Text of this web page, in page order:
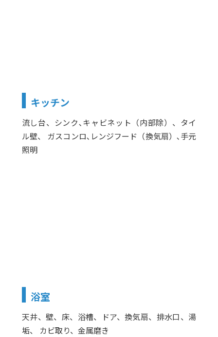
キッチン
流し台、シンク､キャビネット（内部除）、タイ
ル壁、 ガスコンロ､レンジフード（換気扇）､手元
照明
浴室
天井、壁、床、浴槽、ドア、換気扇、排水口、湯
垢、 カビ取り、金属磨き